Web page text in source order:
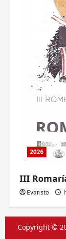
2026
III
Evaristo
Copyright ©